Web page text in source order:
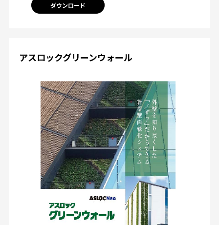
ダウンロード
アスロックグリーンウォール